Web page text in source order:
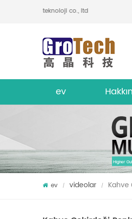
optoelektronik teknoloji co., ltd
ev
ev / videolar / Kahve